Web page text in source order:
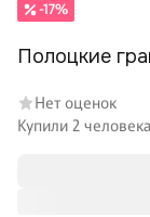
-17%
Полоцкие
Нет оценок
Купили 2 человека